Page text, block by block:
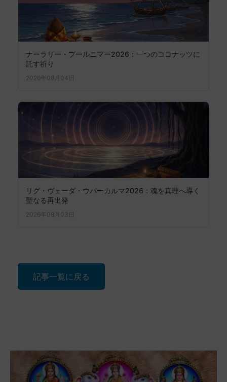
ナーラリー・プールニマー2026：一つのココナッツに
託す祈り
2026年08月04日
リグ・ヴェーダ・ウパーカルマ2026：魂を真理へ導く
聖なる再出発
2026年08月03日
記事一覧に戻る